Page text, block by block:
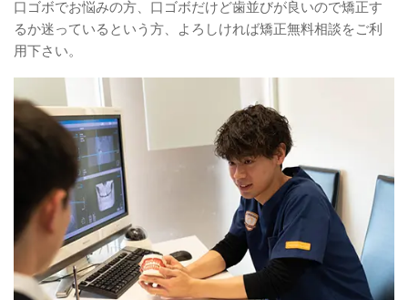
口ゴボでお悩みの方、口ゴボだけど歯並びが良いので矯正す
るか迷っているという方、よろしければ矯正無料相談をご利
用下さい。